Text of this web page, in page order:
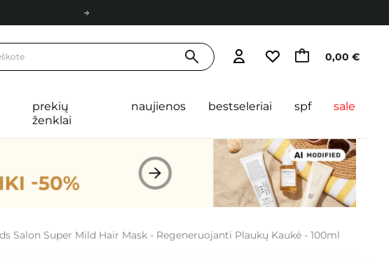
€ 0,00 €
prekių
ženklai
naujienos bestseleriai spf sale
Salon Super Mild Hair Mask - Regeneruojanti Plaukų Kaukė - 100ml